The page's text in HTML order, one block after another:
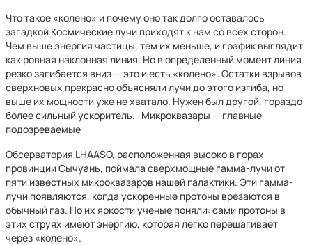
Что такое «колено» и почему оно так долго оставалось
загадкой Космические лучи приходят к нам со всех сторон.
Чем выше энергия частицы, тем их меньше, и график выглядит
как ровная наклонная линия. Но в определенный момент линия
резко загибается вниз — это и есть «колено». Остатки взрывов
сверхновых прекрасно объясняли лучи до этого изгиба, но
выше их мощности уже не хватало. Нужен был другой, гораздо
более сильный ускоритель. Микроквазары — главные
подозреваемые
Обсерватория LHAASO, расположенная высоко в горах
провинции Сычуань, поймала сверхмощные гамма-лучи от
пяти известных микроквазаров нашей галактики. Эти гамма-
лучи появляются, когда ускоренные протоны врезаются в
обычный газ. По их яркости ученые поняли: сами протоны в
этих струях имеют энергию, которая легко перешагивает
через «колено».